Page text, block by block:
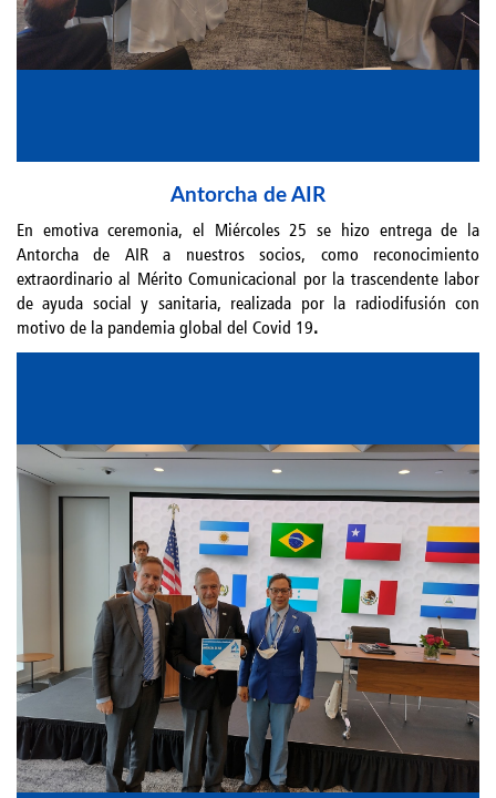
Antorcha de AIR
En emotiva ceremonia, el Miércoles 25 se hizo entrega de la
Antorcha de AIR a nuestros socios, como reconocimiento
extraordinario al Mérito Comunicacional por la trascendente labor
de ayuda social y sanitaria, realizada por la radiodifusión con
motivo de la pandemia global del Covid 19.